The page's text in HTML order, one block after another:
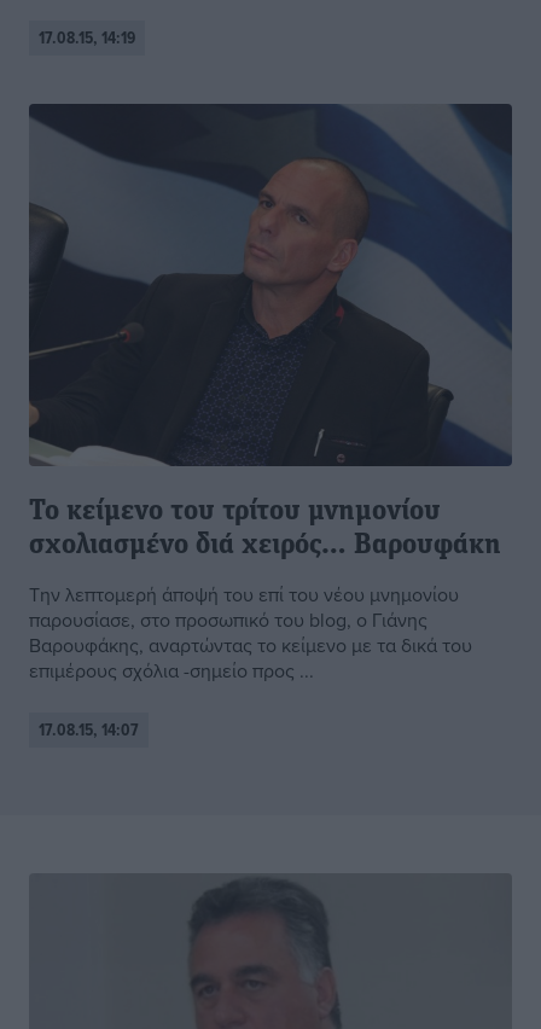
17.08.15, 14:19
Το κείμενο του τρίτου μνημονίου
σχολιασμένο διά χειρός… Βαρουφάκη
Την λεπτομερή άποψή του επί του νέου μνημονίου
παρουσίασε, στο προσωπικό του blog, ο Γιάνης
Βαρουφάκης, αναρτώντας το κείμενο με τα δικά του
επιμέρους σχόλια -σημείο προς ...
17.08.15, 14:07